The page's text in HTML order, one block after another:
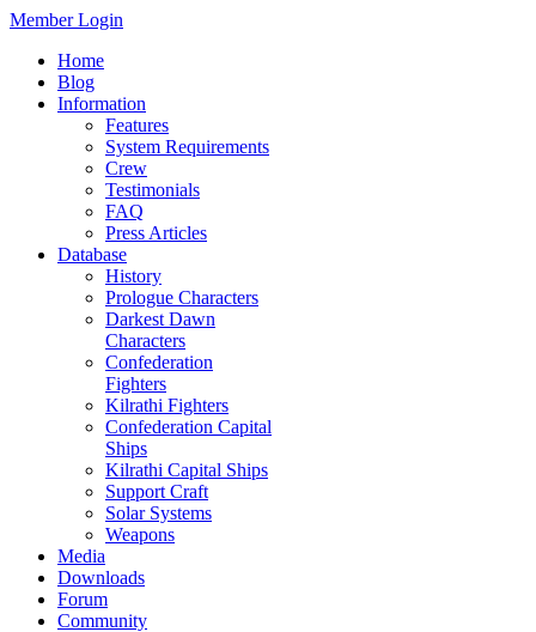
Member Login
Home
Blog
Information
Features
System Requirements
Crew
Testimonials
FAQ
Press Articles
Database
History
Prologue Characters
Darkest Dawn
Characters
Confederation
Fighters
Kilrathi Fighters
Confederation Capital
Ships
Kilrathi Capital Ships
Support Craft
Solar Systems
Weapons
Media
Downloads
Forum
Community